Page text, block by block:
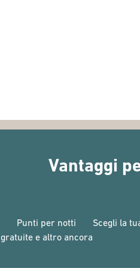
Vantaggi
Punti per notti
gratuite e altro ancora
Scegli la